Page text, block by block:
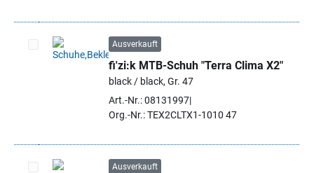
Artikel auswählen
Ausverkauft
fi'zi:k MTB-Schuh "Terra Clima X2"
black / black, Gr. 47
Art.-Nr.: 08131997
Org.-Nr.: TEX2CLTX1-1010 47
Ausverkauft